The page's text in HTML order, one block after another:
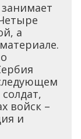
занимает
а
войск –
и